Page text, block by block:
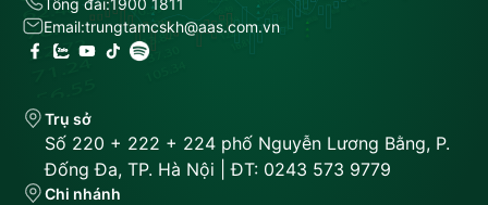
Email:trungtamcskh@aas.com.vn
Trụ sở
Số 220 + 222 + 224 phố Nguyễn Lương Bằng, P.
Đống Đa, TP. Hà Nội | ĐT: 0243 573 9779
Chi nhánh